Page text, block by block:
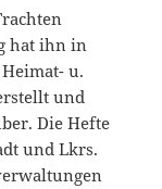
hat ihn in
u.
und
Die Hefte
und Lkrs.